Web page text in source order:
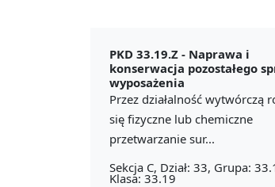
PKD 33.19.Z - Naprawa i
konserwacja pozostałego
wyposażenia
Przez działalność wytwórczą
się fizyczne lub chemiczne
przetwarzanie sur...
Sekcja C, Dział: 33, Grupa:
Klasa: 33.19